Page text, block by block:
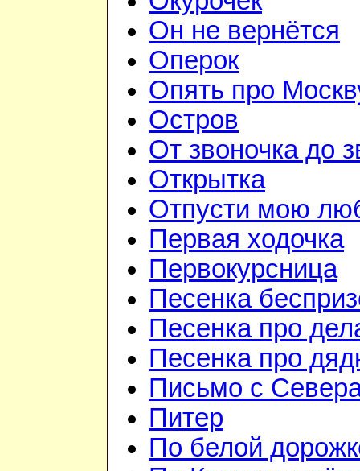
Он не вернётся
Оперок
Опять про
Остров
От звоночка до
Открытка
Отпусти мою
Первая ходочка
Первокурсница
Песенка
Песенка про
Песенка про
Письмо с
Питер
По белой